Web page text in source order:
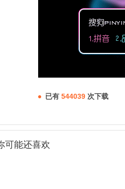
已有 544039 次下载
可能还喜欢